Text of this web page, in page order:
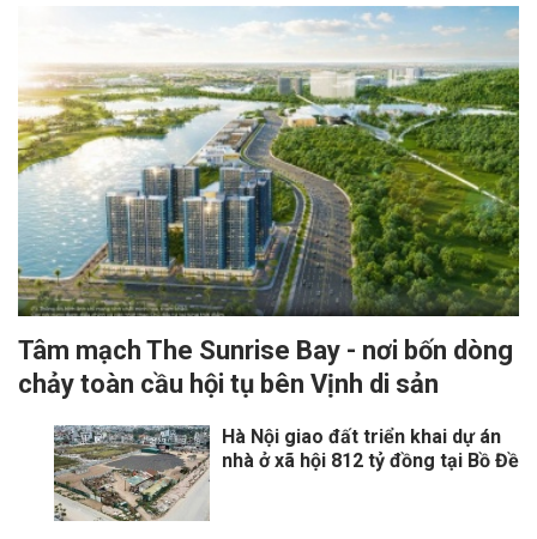
Tâm mạch The Sunrise Bay - nơi bốn dòng
chảy toàn cầu hội tụ bên Vịnh di sản
Hà Nội giao đất triển khai dự án
nhà ở xã hội 812 tỷ đồng tại Bồ Đề